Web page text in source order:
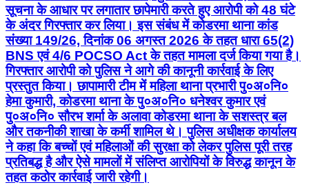
सूचना के आधार पर लगातार छापेमारी करते हुए आरोपी को 48 घंटे
के अंदर गिरफ्तार कर लिया। इस संबंध में कोडरमा थाना कांड
संख्या 149/26, दिनांक 06 अगस्त 2026 के तहत धारा 65(2)
BNS एवं 4/6 POCSO Act के तहत मामला दर्ज किया गया है।
गिरफ्तार आरोपी को पुलिस ने आगे की कानूनी कार्रवाई के लिए
प्रस्तुत किया। छापामारी टीम में महिला थाना प्रभारी पु०अ०नि०
हेमा कुमारी, कोडरमा थाना के पु०अ०नि० धनेश्वर कुमार एवं
पु०अ०नि० सौरभ शर्मा के अलावा कोडरमा थाना के सशस्त्र बल
और तकनीकी शाखा के कर्मी शामिल थे। पुलिस अधीक्षक कार्यालय
ने कहा कि बच्चों एवं महिलाओं की सुरक्षा को लेकर पुलिस पूरी तरह
प्रतिबद्ध है और ऐसे मामलों में संलिप्त आरोपियों के विरुद्ध कानून के
तहत कठोर कार्रवाई जारी रहेगी।